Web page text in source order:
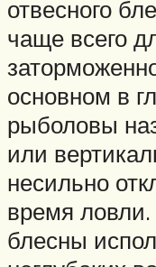
отвесного
чаще всего
основном в
рыболовы
или
несильно
время
блесны